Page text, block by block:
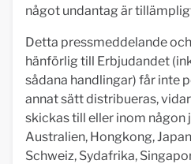
något undantag är
Detta pressmeddelande
hänförlig till Erbjudandet
sådana handlingar) får inte
annat sätt distribueras,
skickas till eller inom
Australien, Hongkong,
Schweiz, Sydafrika,